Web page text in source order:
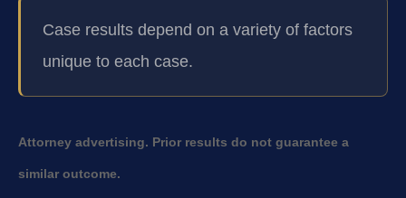
Case results depend on a variety of factors
unique to each case.
Attorney advertising. Prior results do not guarantee a
similar outcome.